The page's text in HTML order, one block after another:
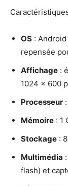
OS :
repensée
Affichage :
1024 x 600
Processeur
Mémoire : 1
Stockage :
Multimédia
flash) et